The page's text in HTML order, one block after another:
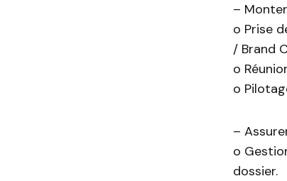
–
o Prise
/ Brand
o
o
–
o
dossier.